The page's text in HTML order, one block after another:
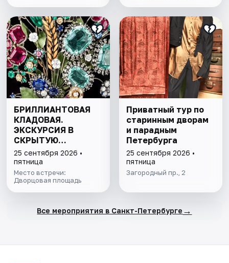
БРИЛЛИАНТОВАЯ
КЛАДОВАЯ.
ЭКСКУРСИЯ В
СКРЫТУЮ
СОКРОВИЩНИЦУ
ЭРМИТАЖА С
БИЛЕТОМ В МУЗЕЙ
25 сентября 2026 •
пятница
Место встречи:
Дворцовая площадь
Приватный тур по
старинным дворам
и парадным
Петербурга
25 сентября 2026 •
пятница
Загородный пр., 2
Все мероприятия в Санкт-Петербурге →